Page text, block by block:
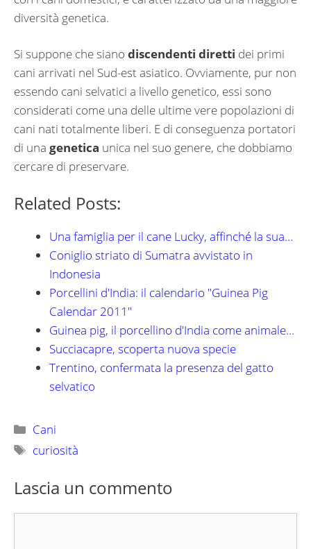
diversità genetica.
Si suppone che siano discendenti diretti dei primi
cani arrivati nel Sud-est asiatico. Ovviamente, pur non
essendo cani selvatici a livello genetico, essi sono
considerati come una delle ultime vere popolazioni di
cani nati totalmente liberi. E di conseguenza portatori
di una genetica unica nel suo genere, che dobbiamo
cercare di preservare.
Related Posts:
Una famiglia per il cane Lucky, affinché la sua…
Coniglio striato di Sumatra avvistato in
Indonesia
Porcellini d'India: il calendario "Guinea Pig
Calendar 2011"
Guinea pig, il porcellino d'India come animale…
Succiacapre, scoperta nuova specie
Trentino, confermata la presenza del gatto
selvatico
Categorie
Cani
Tag
curiosità
Lascia un commento